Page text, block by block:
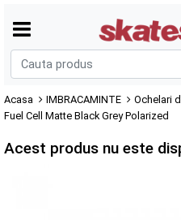
Acasa IMBRACAMINTE Ochelari
Fuel Cell Matte Black Grey Polarized
Acest produs nu este